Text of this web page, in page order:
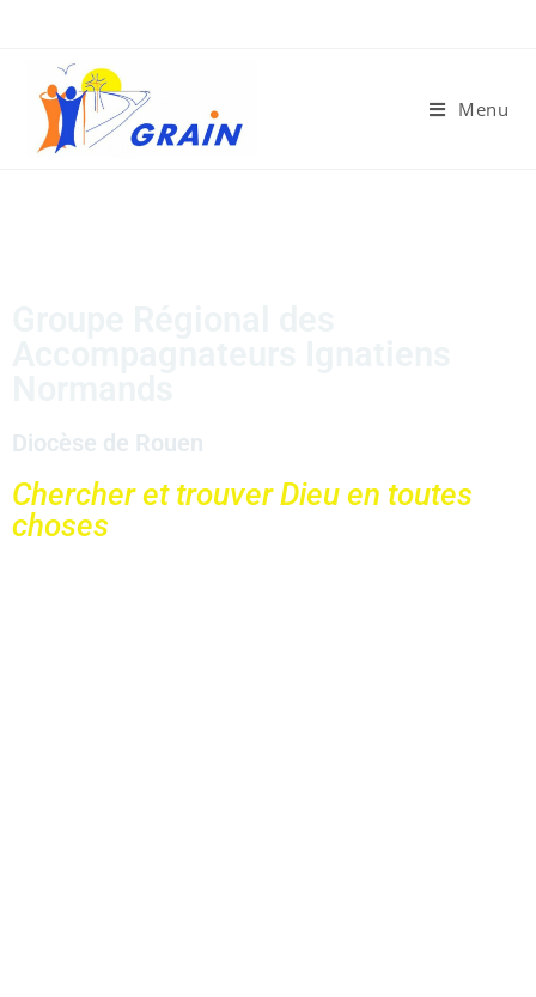
Menu
Diocèse de Rouen
Chercher et trouver Dieu en toutes
choses